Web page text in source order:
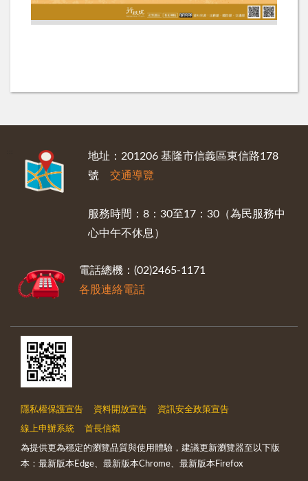
地址：201206 基隆市信義區東信路178
號 交通導覽
服務時間：8：30至17：30（為民服務中
心中午不休息）
電話總機：(02)2465-1171
各股連絡電話
隱私權保護宣告 資料開放宣告 資訊安全政策宣告
線上申辦系統 首長信箱
為提供更為穩定的瀏覽品質與使用體驗，建議更新瀏覽器至以下版
本：最新版本Edge、最新版本Chrome、最新版本Firefox